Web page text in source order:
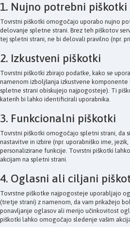
1. Nujno potrebni piškotki
Tovrstni piškotki omogočajo uporabo nujno
delovanje spletne strani. Brez teh piškotov
tej spletni strani, ne bi delovali pravilno (npr.
2. Izkustveni piškotki
Tovrstni piškotki zbirajo podatke, kako se
namenom izboljšanja izkustvene
spletne strani obiskujejo najpogosteje). Ti
katerih bi lahko identificirali uporabnika.
3. Funkcionalni piškotki
Tovrstni piškotki omogočajo spletni strani, da
nastavitve in izbire (npr. uporabniško ime,
personalizirane funkcije. Tovrstni piškotki
akcijam na spletni strani.
4. Oglasni ali ciljani
Tovrstne piškotke najpogosteje uporabljajo
(tretje strani) z namenom, da vam prikažejo
ponavljanje oglasov ali merijo učinkovitost
piškotki lahko omogočajo sledenje vašim